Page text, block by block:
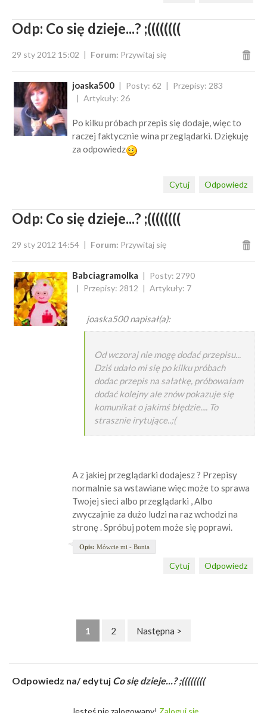
Odp: Co się dzieje...? ;((((((((
29 sty 2012 15:02 Forum: Przywitaj się
joaska500 Posty: 62
Przepisy: 283
Artykuły: 26
Po kilku próbach przepis się dodaje, więc to
raczej faktycznie wina przeglądarki. Dziękuję
za odpowiedz
Odpowiedz
Cytuj
Odp: Co się dzieje...? ;((((((((
29 sty 2012 14:54 Forum: Przywitaj się
Babciagramolka
Posty: 2790
Przepisy: 2812
Artykuły: 7
joaska500 napisał(a):
Od wczoraj nie mogę dodać przepisu...
Dziś udało mi się po kilku próbach
dodac przepis na sałatkę, próbowałam
dodać kolejny ale znów pokazuje się
komunikat o jakimś błędzie.... To
strasznie irytujące..;(
A z jakiej przeglądarki dodajesz ? Przepisy
normalnie sa wstawiane więc może to sprawa
Twojej sieci albo przeglądarki , Albo
zwyczajnie za dużo ludzi na raz wchodzi na
stronę . Spróbuj potem może się poprawi.
Opis: Mówcie mi - Bunia
Odpowiedz
Cytuj
1 2 Następna >
Odpowiedz na/ edytuj Co się dzieje...? ;((((((((
Jesteś nie zalogowany! Zaloguj się